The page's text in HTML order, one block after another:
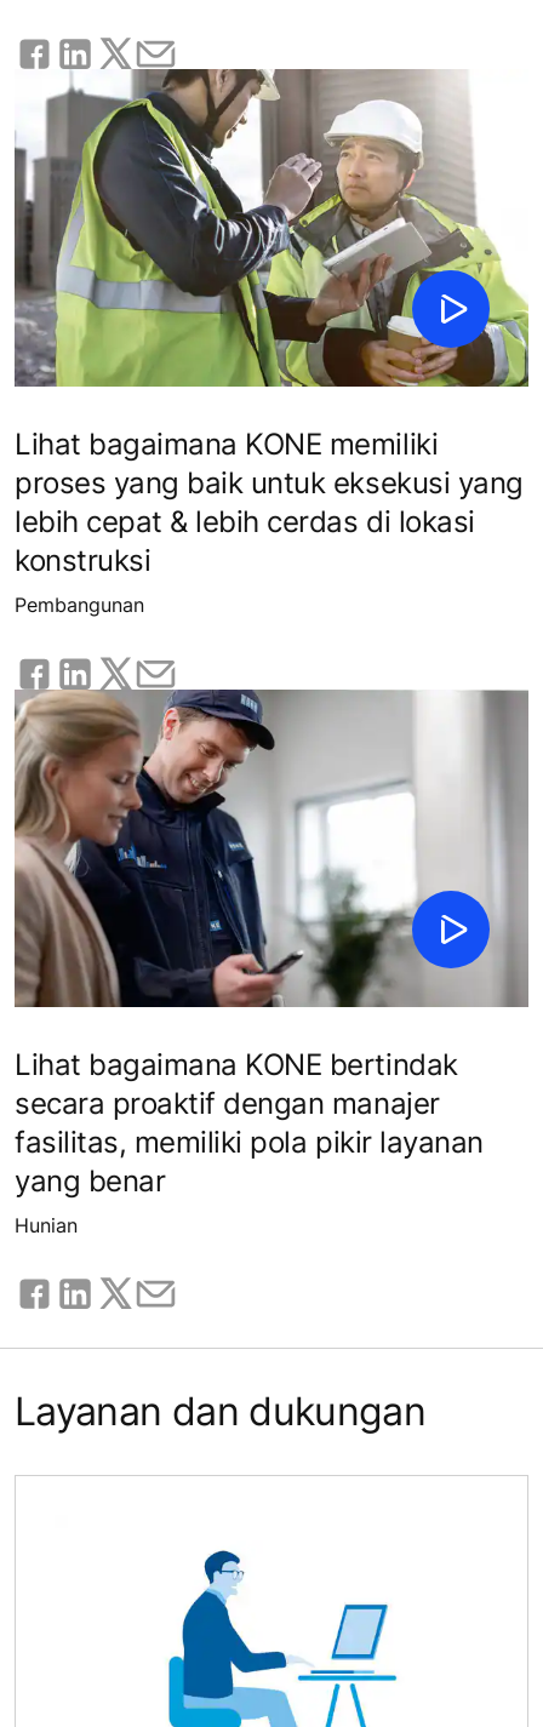
Lihat bagaimana KONE memiliki
proses yang baik untuk eksekusi yang
lebih cepat & lebih cerdas di lokasi
konstruksi
Pembangunan
Lihat bagaimana KONE bertindak
secara proaktif dengan manajer
fasilitas, memiliki pola pikir layanan
yang benar
Hunian
Layanan dan dukungan